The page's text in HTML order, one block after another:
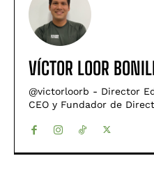
VÍCTOR LOOR
@victorloorb - Director
CEO y Fundador de